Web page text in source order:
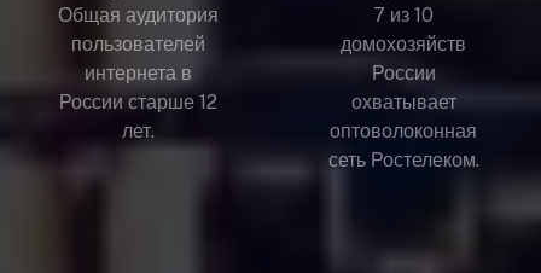
Общая аудитория
пользователей
интернета в
России старше 12
лет.
7 из 10
домохозяйств
России
охватывает
оптоволоконная
сеть Ростелеком.